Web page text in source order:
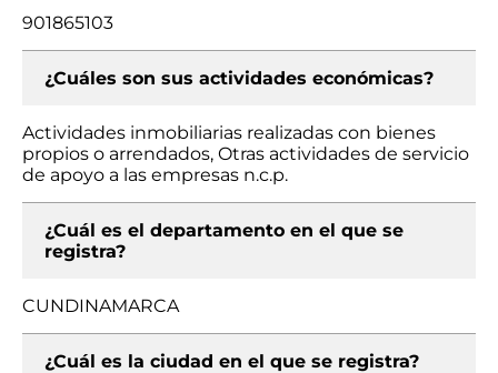
901865103
¿Cuáles son sus actividades económicas?
Actividades inmobiliarias realizadas con bienes
propios o arrendados, Otras actividades de servicio
de apoyo a las empresas n.c.p.
¿Cuál es el departamento en el que se
registra?
CUNDINAMARCA
¿Cuál es la ciudad en el que se registra?